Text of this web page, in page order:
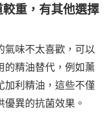
重，有其他選擇
氣味不太喜歡，可以
的精油替代，例如薰
加利精油，這些不僅
異的抗菌效果。